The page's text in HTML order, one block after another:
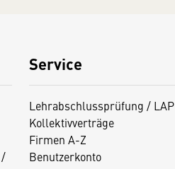
/
Service
Lehrabschlussprüfung / LAP
Kollektivverträge
Firmen A-Z
Benutzerkonto